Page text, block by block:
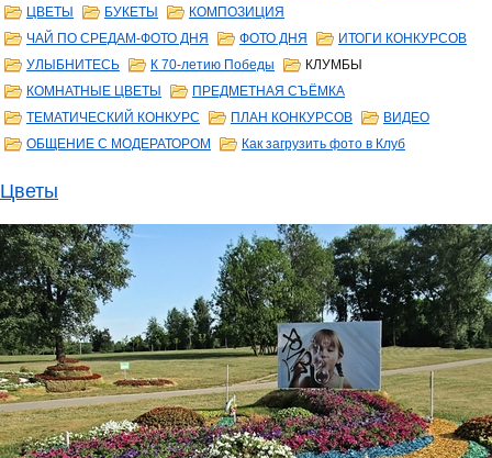
ЦВЕТЫ
БУКЕТЫ
КОМПОЗИЦИЯ
ЧАЙ ПО СРЕДАМ-ФОТО ДНЯ
ФОТО ДНЯ
ИТОГИ КОНКУРСОВ
УЛЫБНИТЕСЬ
К 70-летию Победы
КЛУМБЫ
КОМНАТНЫЕ ЦВЕТЫ
ПРЕДМЕТНАЯ СЪЁМКА
ТЕМАТИЧЕСКИЙ КОНКУРС
ПЛАН КОНКУРСОВ
ВИДЕО
ОБЩЕНИЕ С МОДЕРАТОРОМ
Как загрузить фото в Клуб
Цветы